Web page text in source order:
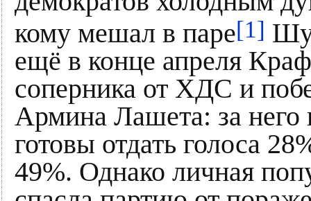
кому мешал в паре[1]
ещё в конце апреля
соперника от ХДС и
Армина Лашета: за
готовы отдать голоса
49%. Однако личная